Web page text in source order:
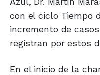
con el ciclo Tiempo
incremento de
registran por estos
En el inicio de la